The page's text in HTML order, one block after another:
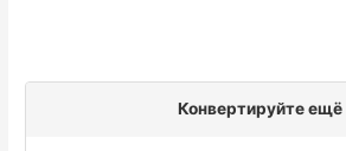
Конвертируйте ещё